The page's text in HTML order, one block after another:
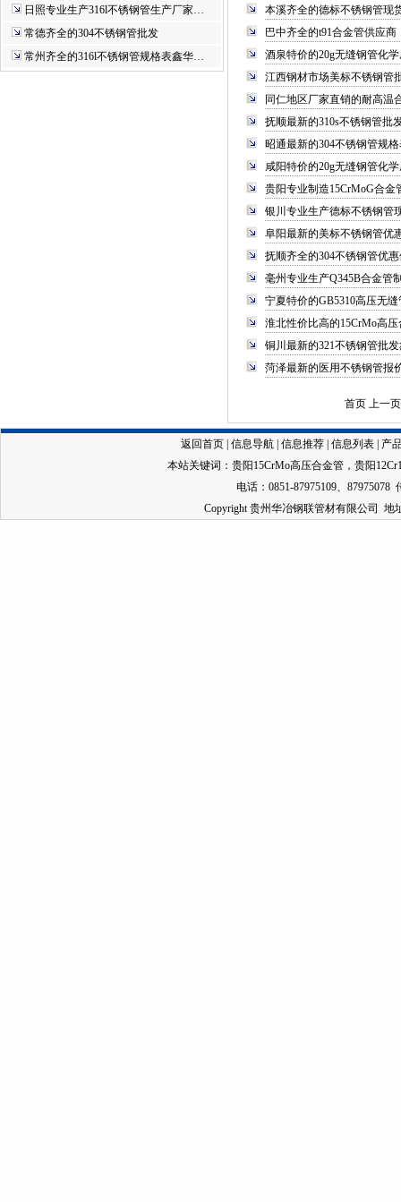
日照专业生产316l不锈钢管生产厂家…
常德齐全的304不锈钢管批发
常州齐全的316l不锈钢管规格表鑫华…
本溪齐全的德标不锈钢管现
巴中齐全的t91合金管供应商
酒泉特价的20g无缝钢管化
江西钢材市场美标不锈钢管
同仁地区厂家直销的耐高温
抚顺最新的310s不锈钢管批
昭通最新的304不锈钢管规格
咸阳特价的20g无缝钢管化
贵阳专业制造15CrMoG合金
银川专业生产德标不锈钢管
阜阳最新的美标不锈钢管优
抚顺齐全的304不锈钢管优
毫州专业生产Q345B合金管
宁夏特价的GB5310高压无
淮北性价比高的15CrMo高
铜川最新的321不锈钢管批
菏泽最新的医用不锈钢管报
首页 上一
返回首页 信息导航 信息推荐 信息列表
产
本站关键词： 贵阳15CrMo高压合金管 ， 贵阳
电话：0851-87975109、87975078
Copyright 贵州华冶钢联管材有限公司